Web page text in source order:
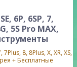
6P, 6SP, 7,
5S Pro MAX,